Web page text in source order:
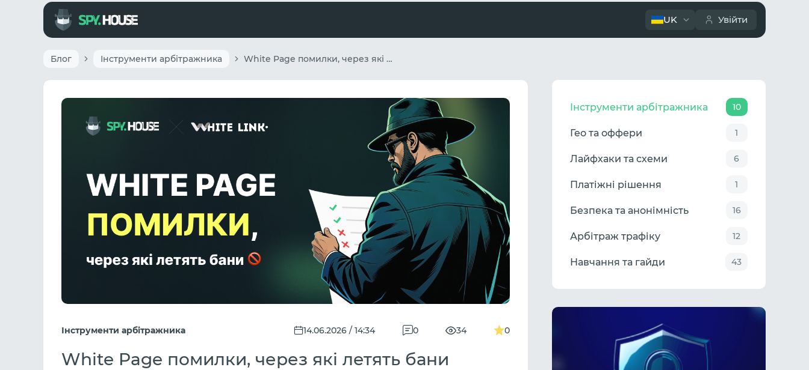
UK Увійти
Блог Інструменти арбітражника White Page помилки, через які летять бани
Інструменти арбітражника 14.06.2026 / 14:34 0 34 0
White Page помилки, через які летять бани
Інструменти арбітражника 10
Гео та оффери 1
Лайфхаки та схеми 6
Платіжні рішення 1
Безпека та анонімність 16
Арбітраж трафіку 12
Навчання та гайди 43